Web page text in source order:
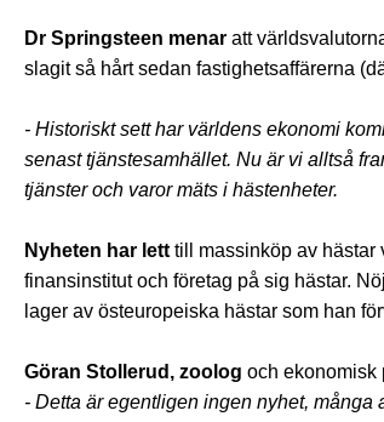
Dr Springsteen menar att
slagit så hårt sedan fastighetsaffärerna
- Historiskt sett har världens ekonomi
senast tjänstesamhället. Nu är vi alltså
tjänster och varor mäts i hästenheter.
Nyheten har lett till massinköp av hästar
finansinstitut och företag på sig hästar.
lager av östeuropeiska hästar som han
Göran Stollerud, zoolog och ekonomisk
- Detta är egentligen ingen nyhet,